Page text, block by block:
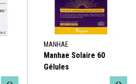
MANHAE
Manhae Solaire 60
Gélules